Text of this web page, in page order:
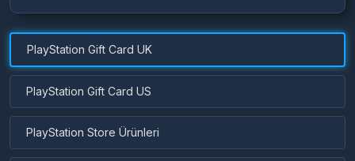
PlayStation Gift Card UK
PlayStation Gift Card US
PlayStation Store Ürünleri